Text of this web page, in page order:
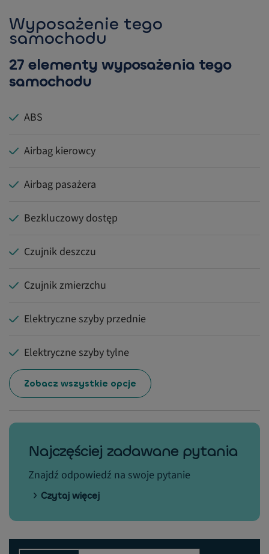
Wyposażenie tego
samochodu
27 elementy wyposażenia tego
samochodu
ABS
Airbag kierowcy
Airbag pasażera
Bezkluczowy dostęp
Czujnik deszczu
Czujnik zmierzchu
Elektryczne szyby przednie
Elektryczne szyby tylne
Zobacz wszystkie opcje
Najczęściej zadawane pytania
Znajdź odpowiedź na swoje pytanie
Czytaj więcej